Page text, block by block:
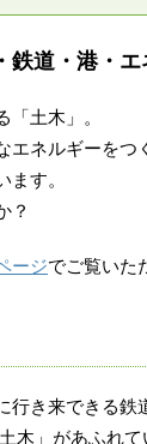
道・港・エ
土木」。
ネルギーをつ
す。
？
ージでご覧いた
き来できる鉄
木」があふれて